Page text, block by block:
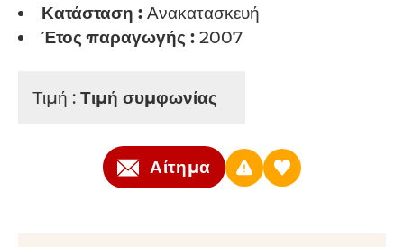
Κατάσταση : Ανακατασκευή
Έτος παραγωγής : 2007
Τιμή : Τιμή συμφωνίας
Αίτημα